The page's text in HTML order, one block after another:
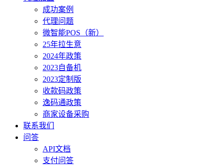
成功案例
代理问题
微智能POS（新）
25年拉生意
2024年政策
2023自备机
2023定制版
收款码政策
逸码通政策
商家设备采购
联系我们
问答
API文档
支付问答